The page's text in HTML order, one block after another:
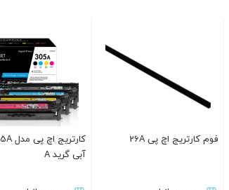
دکتر بلید اچ پی HP 1005
کارتریج کانن canon مدل 716